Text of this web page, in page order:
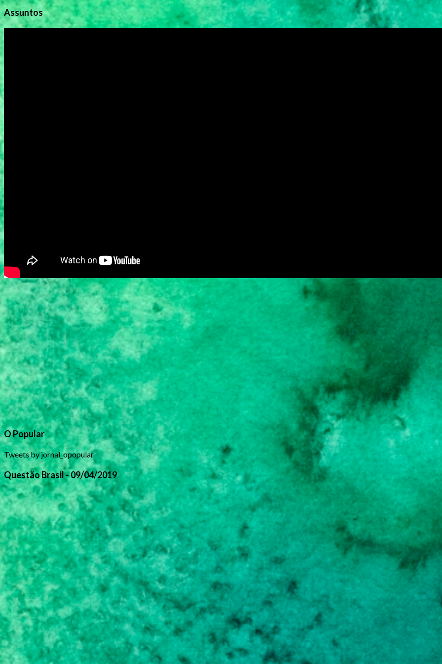
Assuntos
O Popular
Tweets by jornal_opopular
Questão Brasil - 09/04/2019